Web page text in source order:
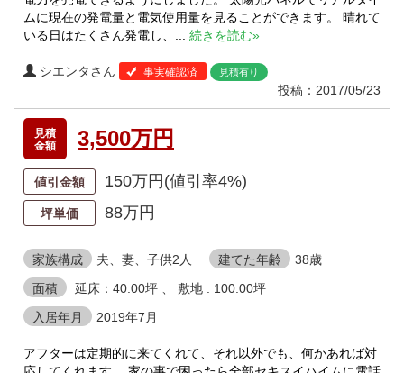
ムに現在の発電量と電気使用量を見ることができます。 晴れて
いる日はたくさん発電し、... 続きを読む»
シエンタさん 事実確認済 見積有り
投稿：2017/05/23
見積
金額
3,500万円
値引金額 150万円(値引率4%)
坪単価 88万円
家族構成 夫、妻、子供2人 建てた年齢
38歳
面積
延床：40.00坪 、 敷地 : 100.00坪
入居年月
2019年7月
アフターは定期的に来てくれて、それ以外でも、何かあれば対